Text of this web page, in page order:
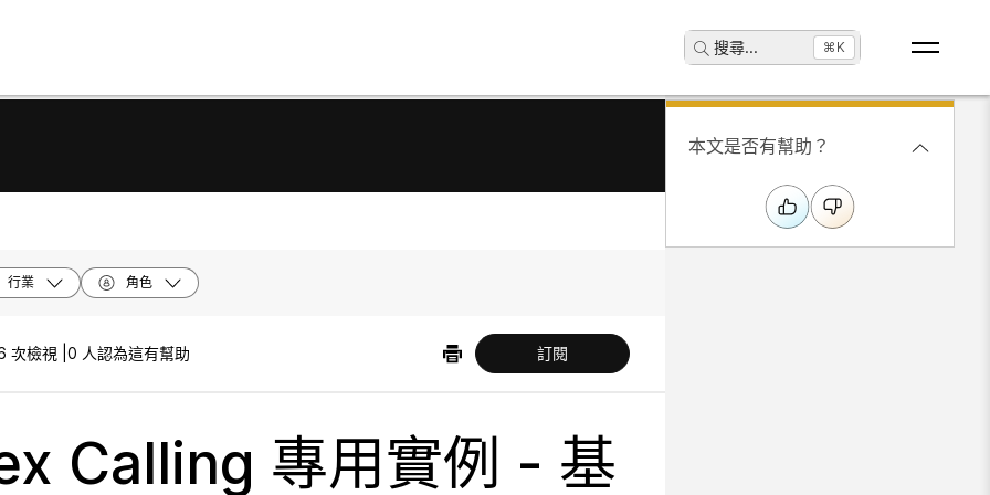
搜尋... ⌘K
行業 角色
次檢視 | 0 人認為這有幫助 訂閱
Calling 專用實例 - 基
本文是否有幫助？